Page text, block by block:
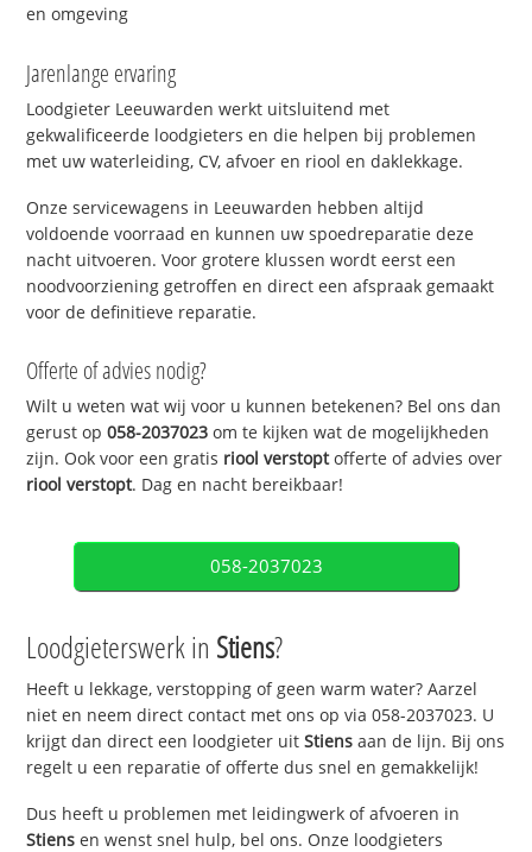
en omgeving
Jarenlange ervaring
Loodgieter Leeuwarden werkt uitsluitend met
gekwalificeerde loodgieters en die helpen bij problemen
met uw waterleiding, CV, afvoer en riool en daklekkage.
Onze servicewagens in Leeuwarden hebben altijd
voldoende voorraad en kunnen uw spoedreparatie deze
nacht uitvoeren. Voor grotere klussen wordt eerst een
noodvoorziening getroffen en direct een afspraak gemaakt
voor de definitieve reparatie.
Offerte of advies nodig?
Wilt u weten wat wij voor u kunnen betekenen? Bel ons dan
gerust op058-2037023 om te kijken wat de mogelijkheden
zijn. Ook voor een gratis riool verstoptofferte of advies over
riool verstopt. Dag en nacht bereikbaar!
058-2037023
Loodgieterswerk in Stiens?
Heeft u lekkage, verstopping of geen warm water? Aarzel
niet en neem direct contact met ons op via 058-2037023. U
krijgt dan direct een loodgieter uitStiens aan de lijn. Bij ons
regelt u een reparatie of offerte dus snel en gemakkelijk!
Dus heeft u problemen met leidingwerk of afvoeren in
Stiens en wenst snel hulp, bel ons. Onze loodgieters